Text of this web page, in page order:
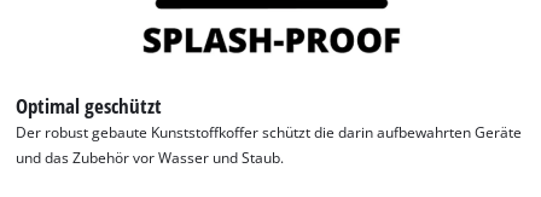
Wir benötigen deine Zustimmung, um
Optimal geschützt
Der robust gebaute Kunststoffkoffer schützt die darin aufbewahrten Geräte
und das Zubehör vor Wasser und Staub.